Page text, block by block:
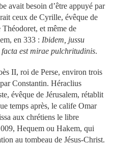
avait besoin d’être appuyé par
ceux de Cyrille, évêque de
et même de
en 333 : Ibidem, jussu
est mirae pulchritudinis.
II, roi de Perse, environ trois
Constantin. Héraclius
évêque de Jérusalem, rétablit
temps après, le calife Omar
aux chrétiens le libre
Hequem ou Hakem, qui
au tombeau de Jésus-Christ.